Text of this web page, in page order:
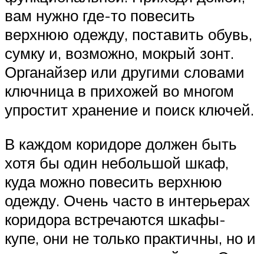
вам нужно где-то повесить
верхнюю одежду, поставить обувь,
сумку и, возможно, мокрый зонт.
Органайзер или другими словами
ключница в прихожей во многом
упростит хранение и поиск ключей.
В каждом коридоре должен быть
хотя бы один небольшой шкаф,
куда можно повесить верхнюю
одежду. Очень часто в интерьерах
коридора встречаются шкафы-
купе, они не только практичны, но и